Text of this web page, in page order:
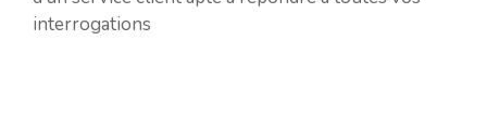
interrogations